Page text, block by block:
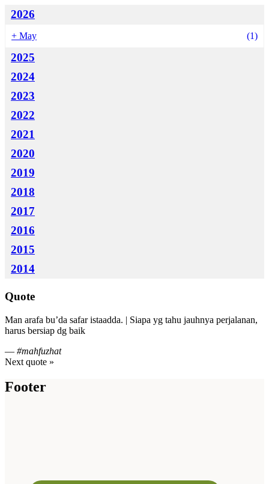
2026
+ May (1)
2025
2024
2023
2022
2021
2020
2019
2018
2017
2016
2015
2014
Quote
Man arafa bu’da safar istaadda. | Siapa yg tahu jauhnya perjalanan,
harus bersiap dg baik
— #mahfuzhat
Next quote »
Footer